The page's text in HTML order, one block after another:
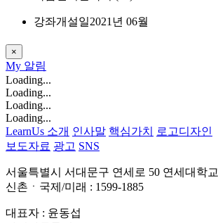
강좌개설일2021년 06월
×
My 알림
Loading...
Loading...
Loading...
Loading...
LearnUs 소개 인사말 핵심가치
로고디자인
보도자료 광고 SNS
서울특별시 서대문구 연세로 50 연세대학교
신촌ㆍ국제/미래 : 1599-1885
대표자 : 윤동섭